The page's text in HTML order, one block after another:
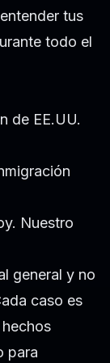
tus
todo el
de EE.UU.
Nuestro
general y no
caso es
para